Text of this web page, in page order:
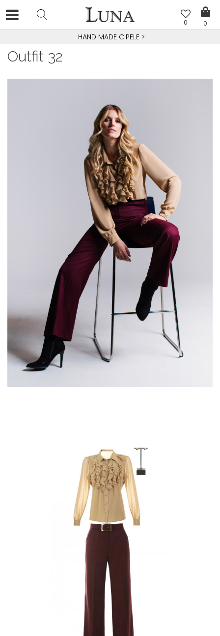
0
0
HAND MADE CIPELE >
Outfit 32